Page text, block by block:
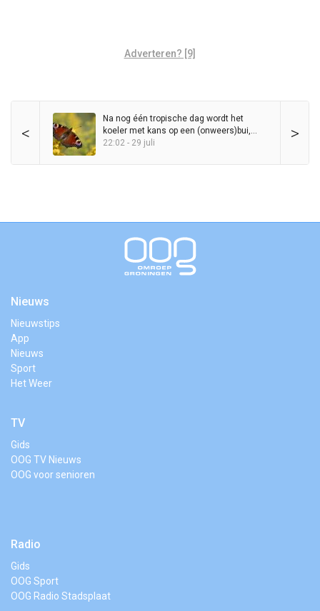
Adverteren? [9]
< >
Na nog één tropische dag wordt het
koeler met kans op een (onweers)bui,
maar zomer blijft in het zadel
22:02 - 29 juli
Nieuws
Nieuwstips
App
Nieuws
Sport
Het Weer
TV
Gids
OOG TV Nieuws
OOG voor senioren
Radio
Gids
OOG Sport
OOG Radio Stadsplaat